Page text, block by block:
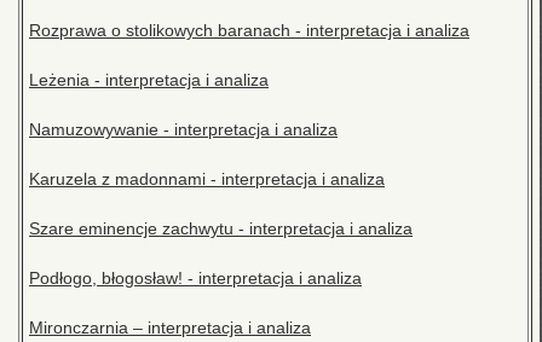
Rozprawa o stolikowych baranach - interpretacja i analiza
Leżenia - interpretacja i analiza
Namuzowywanie - interpretacja i analiza
Karuzela z madonnami - interpretacja i analiza
Szare eminencje zachwytu - interpretacja i analiza
Podłogo, błogosław! - interpretacja i analiza
Mironczarnia – interpretacja i analiza